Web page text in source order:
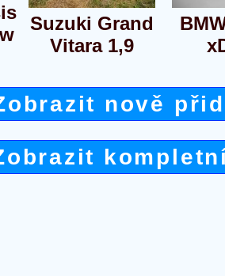
Suzuki Grand
Vitara 1,9
nově